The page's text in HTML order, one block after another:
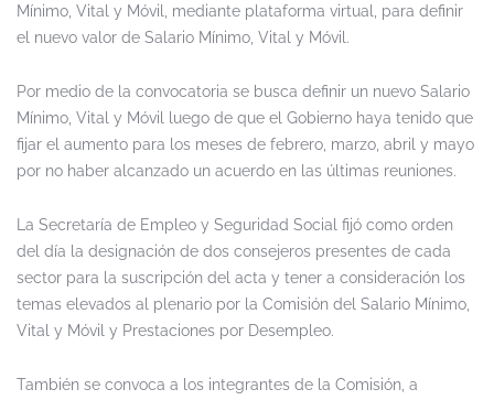
Mínimo, Vital y Móvil, mediante plataforma virtual, para definir
el nuevo valor de Salario Mínimo, Vital y Móvil.
Por medio de la convocatoria se busca definir un nuevo Salario
Mínimo, Vital y Móvil luego de que el Gobierno haya tenido que
fijar el aumento para los meses de febrero, marzo, abril y mayo
por no haber alcanzado un acuerdo en las últimas reuniones.
La Secretaría de Empleo y Seguridad Social fijó como orden
del día la designación de dos consejeros presentes de cada
sector para la suscripción del acta y tener a consideración los
temas elevados al plenario por la Comisión del Salario Mínimo,
Vital y Móvil y Prestaciones por Desempleo.
También se convoca a los integrantes de la Comisión, a